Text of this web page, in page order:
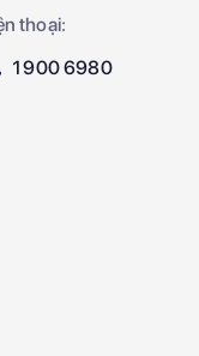
thoại:
1900 6980